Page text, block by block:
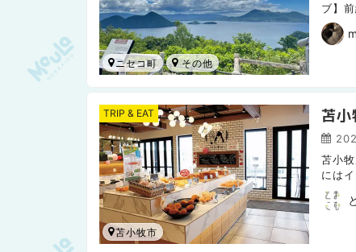
ブ】
今回
ニセコ町
苫小
苫小
には
不使
TRIP & EAT
苫小牧市